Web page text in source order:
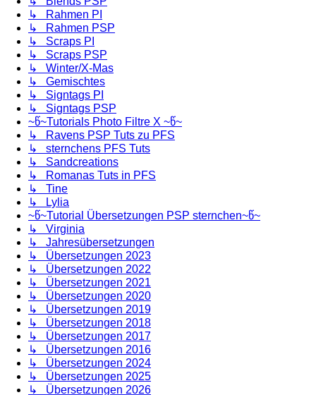
↳ Rahmen PI
↳ Rahmen PSP
↳ Scraps PI
↳ Scraps PSP
↳ Winter/X-Mas
↳ Gemischtes
↳ Signtags PI
↳ Signtags PSP
~წ~Tutorials Photo Filtre X ~წ~
↳ Ravens PSP Tuts zu PFS
↳ sternchens PFS Tuts
↳ Sandcreations
↳ Romanas Tuts in PFS
↳ Tine
↳ Lylia
~წ~Tutorial Übersetzungen PSP sternchen~წ~
↳ Virginia
↳ Jahresübersetzungen
↳ Übersetzungen 2023
↳ Übersetzungen 2022
↳ Übersetzungen 2021
↳ Übersetzungen 2020
↳ Übersetzungen 2019
↳ Übersetzungen 2018
↳ Übersetzungen 2017
↳ Übersetzungen 2016
↳ Übersetzungen 2024
↳ Übersetzungen 2025
↳ Übersetzungen 2026